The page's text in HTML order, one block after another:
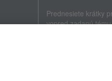
Prednesiete krátky
vopred zadanú